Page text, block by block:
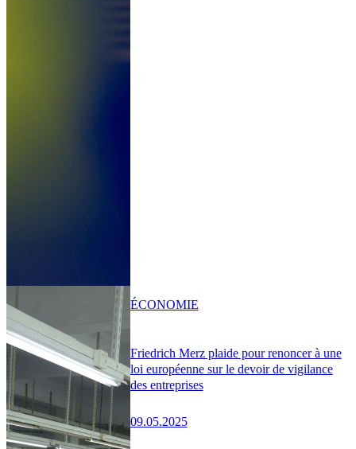
Friedrich Merz plaide pour renoncer à une
loi européenne sur le devoir de vigilance
des entreprises
09.05.2025
ÉCONOMIE